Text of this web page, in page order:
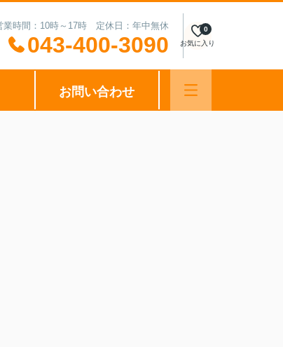
業時間：10時～17時 定休日：年中無休
043-400-3090 お気に入り
0
お問い合わせ